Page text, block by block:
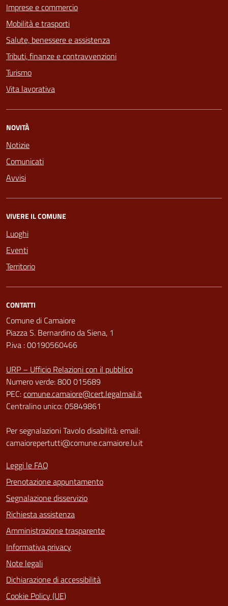
Imprese e commercio
Mobilità e trasporti
Salute, benessere e assistenza
Tributi, finanze e contravvenzioni
Turismo
Vita lavorativa
NOVITÀ
Notizie
Comunicati
Avvisi
VIVERE IL COMUNE
Luoghi
Eventi
Territorio
CONTATTI
Comune di Camaiore
Piazza S. Bernardino da Siena, 1
P.iva : 00190560466
URP – Ufficio Relazioni con il pubblico
Numero verde: 800 015689
PEC:comune.camaiore@cert.legalmail.it
Centralino unico: 05849861
Per segnalazioni Tavolo disabilità: email:
camaiorepertutti@comune.camaiore.lu.it
Leggi le FAQ
Prenotazione appuntamento
Segnalazione disservizio
Richiesta assistenza
Amministrazione trasparente
Informativa privacy
Note legali
Dichiarazione di accessibilità
Cookie Policy (UE)